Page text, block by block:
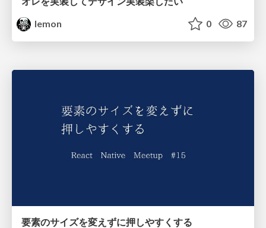
lemon
0 87
要素のサイズを変えずに押しやすくする